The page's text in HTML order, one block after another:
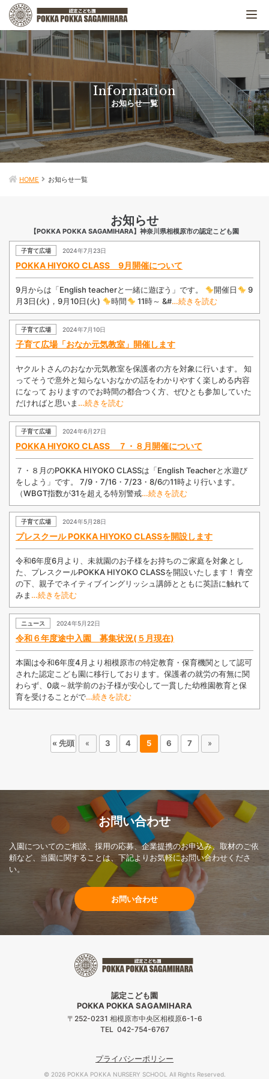
Information
お知らせ一覧
HOME お知らせ一覧
お知らせ
【POKKA POKKA SAGAMIHARA】神奈川県相模原市の認定こども園
子育て広場 2024年7月23日
POKKA HIYOKO CLASS 9月開催について
9月からは「English teacherと一緒に遊ぼう」です。 開催日
9
月3日(火)，9月10日(火)
時間 11時～ &#…続きを読む
子育て広場 2024年7月10日
子育て広場「おなか元気教室」開催します
ヤクルトさんのおなか元気教室を保護者の方を対象に行います。 知
ってそうで意外と知らないおなかの話をわかりやすく楽しめる内容
になって おりますのでお時間の都合つく方、ぜひとも参加していた
だければと思いま …続きを読む
子育て広場 2024年6月27日
POKKA HIYOKO CLASS ７・８月開催について
７・８月のPOKKA HIYOKO CLASSは「English Teacherと水遊び
をしよう」です。 7/9・7/16・7/23・8/6の11時より行います。
（WBGT指数が31を超える特別警戒…続きを読む
子育て広場 2024年5月28日
プレスクール POKKA HIYOKO CLASSを開設します
令和6年度6月より、未就園のお子様をお持ちのご家庭を対象とし
た、プレスクールPOKKA HIYOKO CLASSを開設いたします！ 青空
の下、親子でネイティブイングリッシュ講師とともに英語に触れて
みま …続きを読む
ニュース 2024年5月22日
令和６年度途中入園 募集状況(５月現在)
本園は令和6年度4月より相模原市の特定教育・保育機関として認可
された認定こども園に移行しております。保護者の就労の有無に関
わらず、0歳～就学前のお子様が安心して一貫した幼稚園教育と保
育を受けることがで…続きを読む
« 先頭 « 3 4 5 6 7 »
お問い合わせ
入園についてのご相談、採用の応募、企業提携のお申込み、取材のご依
頼など、当園に関することは、下記よりお気軽にお問い合わせくださ
い。
お問い合わせ
認定こども園
POKKA POKKA SAGAMIHARA
〒252-0231 相模原市中央区相模原6-1-6
TEL 042-754-6767
プライバシーポリシー
© 2026 POKKA POKKA NURSERY SCHOOL All Rights Reserved.